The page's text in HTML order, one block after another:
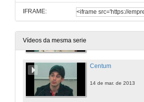
IFRAME:
Vídeos da mesma serie
Imatia
Centum
14 de mar. de 2013